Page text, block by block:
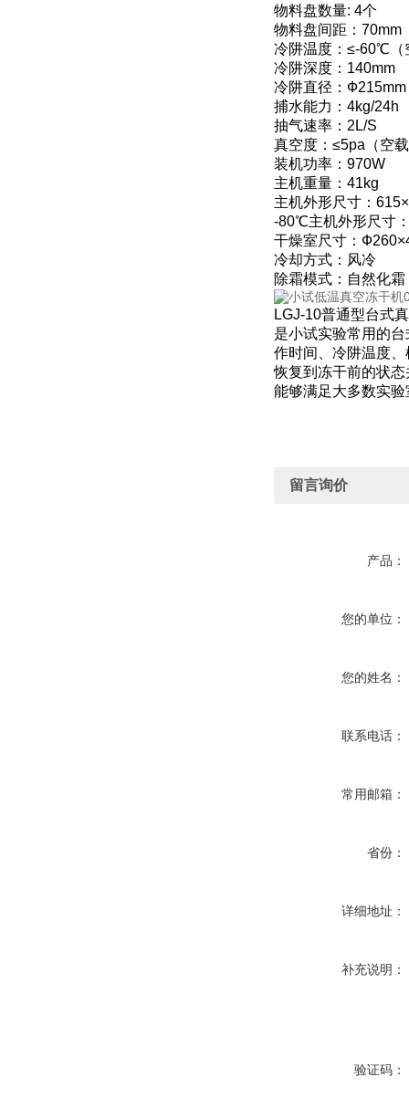
物料盘数量: 4个
物料盘间距：70mm
冷阱温度：≤-60℃（
冷阱深度：140mm
冷阱直径：Ф215mm
捕水能力：4kg/24h
抽气速率：2L/S
真空度：≤5pa（空
装机功率：970W
主机重量：41kg
主机外形尺寸：
-80℃主机外形尺寸
干燥室尺寸：
冷却方式：风冷
除霜模式：自然化霜
LGJ-10普通型台式
是小试实验常用的
作时间、冷阱温度
恢复到冻干前的状
能够满足大多数实
留言询价
产品：
您的单位：
您的姓名：
联系电话：
常用邮箱：
省份：
详细地址：
补充说明：
验证码：